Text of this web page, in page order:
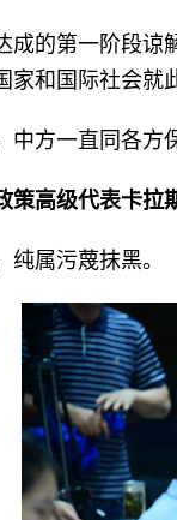
成的第一阶段
家和国际社会就
中方一直同各
策高级代表卡
属污蔑抹黑。